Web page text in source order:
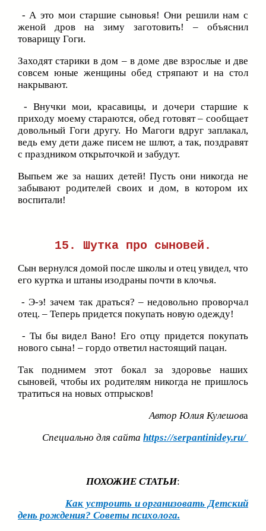
- А это мои старшие сыновья! Они решили нам с
женой дров на зиму заготовить! – объяснил
товарищу Гоги.
Заходят старики в дом – в доме две взрослые и две
совсем юные женщины обед стряпают и на стол
накрывают.
- Внучки мои, красавицы, и дочери старшие к
приходу моему стараются, обед готовят – сообщает
довольный Гоги другу. Но Магоги вдруг заплакал,
ведь ему дети даже писем не шлют, а так, поздравят
с праздником открыточкой и забудут.
Выпьем же за наших детей! Пусть они никогда не
забывают родителей своих и дом, в котором их
воспитали!
15. Шутка про сыновей.
Сын вернулся домой после школы и отец увидел, что
его куртка и штаны изодраны почти в клочья.
- Э-э! зачем так драться? – недовольно проворчал
отец. – Теперь придется покупать новую одежду!
- Ты бы видел Вано! Его отцу придется покупать
нового сына! – гордо ответил настоящий пацан.
Так поднимем этот бокал за здоровье наших
сыновей, чтобы их родителям никогда не пришлось
тратиться на новых отпрысков!
Автор Юлия Кулешова
Специально для сайта https://serpantinidey.ru/
ПОХОЖИЕ СТАТЬИ:
Как устроить и организовать Детский
день рождения? Советы психолога.